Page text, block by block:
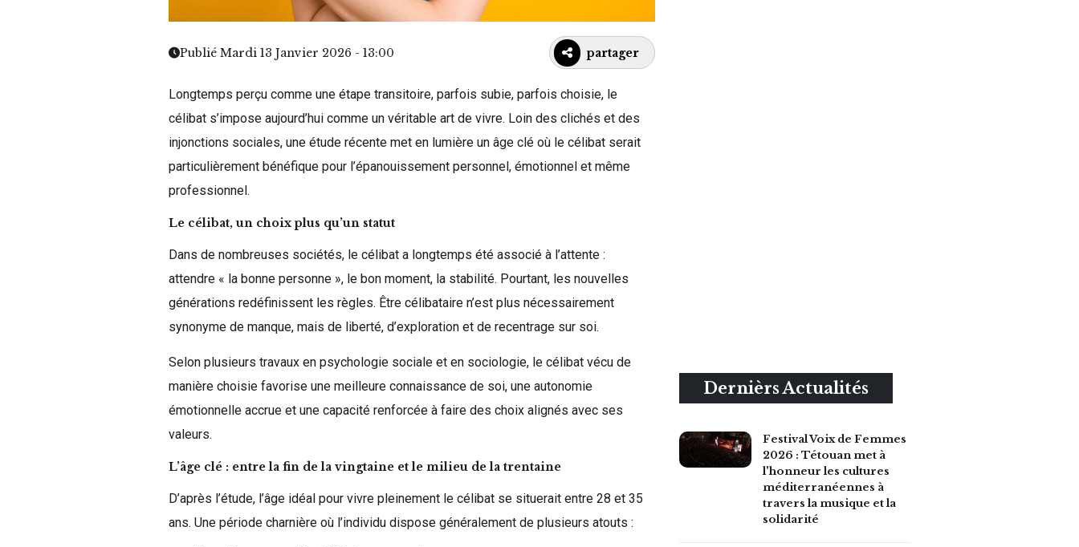
Publié Mardi 13 Janvier 2026 - 13:00 partager
Longtemps perçu comme une étape transitoire, parfois subie, parfois choisie, le
célibat s’impose aujourd’hui comme un véritable art de vivre. Loin des clichés et des
injonctions sociales, une étude récente met en lumière un âge clé où le célibat serait
particulièrement bénéfique pour l’épanouissement personnel, émotionnel et même
professionnel.
Le célibat, un choix plus qu’un statut
Dans de nombreuses sociétés, le célibat a longtemps été associé à l’attente :
attendre « la bonne personne », le bon moment, la stabilité. Pourtant, les nouvelles
générations redéfinissent les règles. Être célibataire n’est plus nécessairement
synonyme de manque, mais de liberté, d’exploration et de recentrage sur soi.
Selon plusieurs travaux en psychologie sociale et en sociologie, le célibat vécu de
manière choisie favorise une meilleure connaissance de soi, une autonomie
émotionnelle accrue et une capacité renforcée à faire des choix alignés avec ses
valeurs.
L’âge clé : entre la fin de la vingtaine et le milieu de la trentaine
D’après l’étude, l’âge idéal pour vivre pleinement le célibat se situerait entre 28 et 35
ans. Une période charnière où l’individu dispose généralement de plusieurs atouts :
Dernièrs Actualités
Festival Voix de Femmes
2026 : Tétouan met à
l'honneur les cultures
méditerranéennes à
travers la musique et la
solidarité